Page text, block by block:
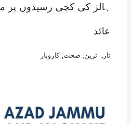
ہالز کی کچی رسیدوں پر
عائد
تازہ ترین صحت کاروبار